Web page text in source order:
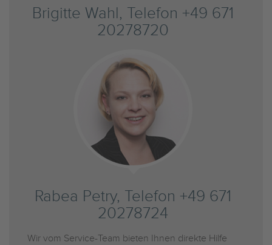
Brigitte Wahl, Telefon +49 671
20278720
Rabea Petry, Telefon +49 671
20278724
Wir vom Service-Team bieten Ihnen direkte Hilfe